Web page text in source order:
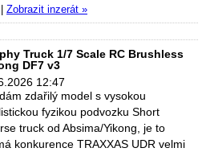
Zobrazit inzerát »
Truck 1/7 Scale RC Brushless
DF7 v3
12:47
zdařilý model s vysokou
fyzikou podvozku Short
truck od Absima/Yikong, je to
konkurence TRAXXAS UDR velmi